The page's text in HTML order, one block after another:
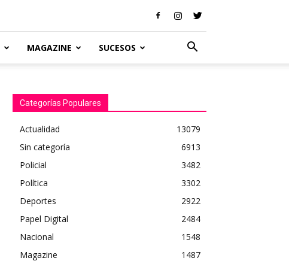
MAGAZINE SUCESOS
Categorías Populares
Actualidad
13079
Sin categoría
6913
Policial
3482
Política
3302
Deportes
2922
Papel Digital
2484
Nacional
1548
Magazine
1487